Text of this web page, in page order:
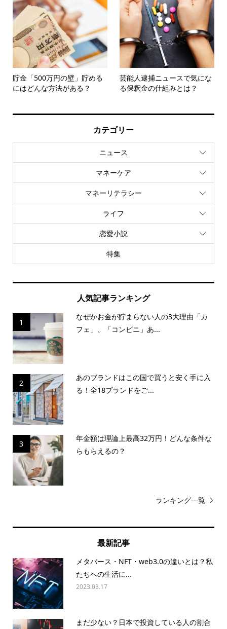
貯金「500万円の壁」貯める
にはどんな方法がある？
芸能人逮捕ニュースで気にな
る保釈金の仕組みとは？
カテゴリー
ニュース
マネーケア
マネーリテラシー
ライフ
恋愛小説
特集
人気記事ランキング
1
なぜかお金が貯まらない人の3大理由「カ
フェ」、「コンビニ」あ...
2
あのブランドはこの国で買うと安く手に入
る！全18ブランドをご...
3
年金額は理論上最高32万円！どんな条件な
らもらえるの？
ランキング一覧
最新記事
メタバース・NFT・web3.0の違いとは？私
たちへの生活に...
2023.03.17
まだ少ない？日本で投資している人の割合